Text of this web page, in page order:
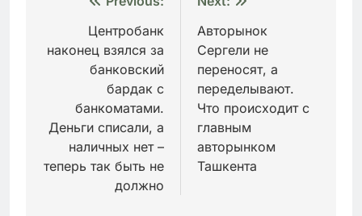
записям
Центробанк
наконец взялся за
банковский
бардак с
банкоматами.
Деньги списали, а
наличных нет –
теперь так быть не
должно
Авторынок
Сергели не
переносят, а
переделывают.
Что происходит с
главным
авторынком
Ташкента